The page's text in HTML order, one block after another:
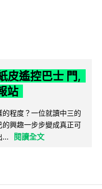
皮遙控巴士 門,
站
程度？一位就讀中三的
興趣一步步變成真正可
...
閱讀全文